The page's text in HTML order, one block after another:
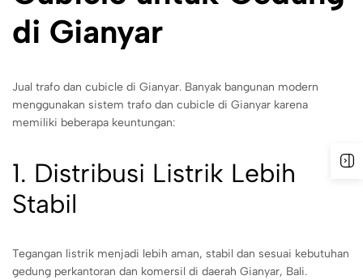
di Gianyar
Jual trafo dan cubicle di Gianyar. Banyak bangunan modern
menggunakan sistem trafo dan cubicle di Gianyar karena
memiliki beberapa keuntungan:
1. Distribusi Listrik Lebih
Stabil
Tegangan listrik menjadi lebih aman, stabil dan sesuai kebutuhan
gedung perkantoran dan komersil di daerah Gianyar, Bali.